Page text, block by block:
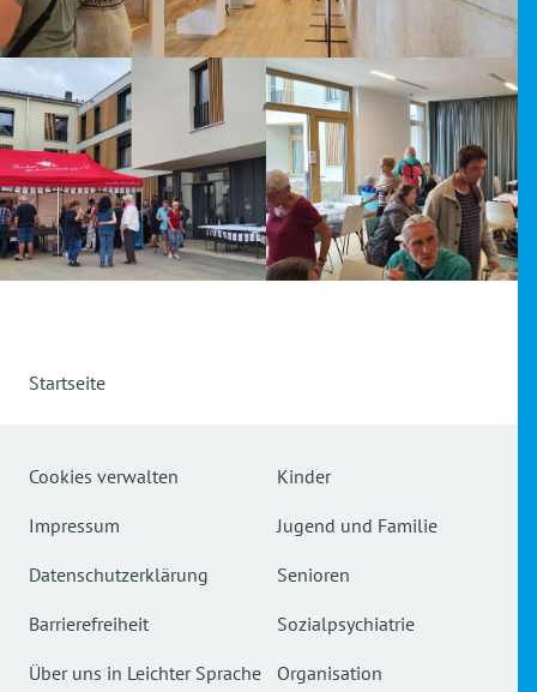
Startseite
Cookies verwalten
Impressum
Datenschutzerklärung
Barrierefreiheit
Über uns in Leichter Sprache
Kinder
Jugend und Familie
Senioren
Sozialpsychiatrie
Organisation